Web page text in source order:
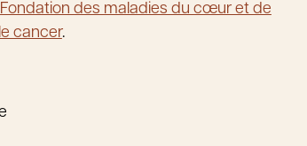
Fondation des maladies du cœur et de
cancer.